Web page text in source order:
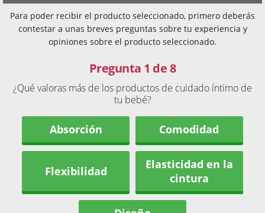
Para poder recibir el producto seleccionado, primero deberás
contestar a unas breves preguntas sobre tu experiencia y
opiniones sobre el producto seleccionado.
Pregunta 1 de 8
¿Qué valoras más de los productos de cuidado íntimo de
tu bebé?
Absorción Comodidad
Flexibilidad
Elasticidad en la
cintura